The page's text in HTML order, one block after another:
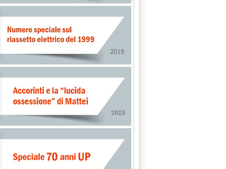
LA "GUERRA" PER IL PETROLIO ED IL GAS DEL